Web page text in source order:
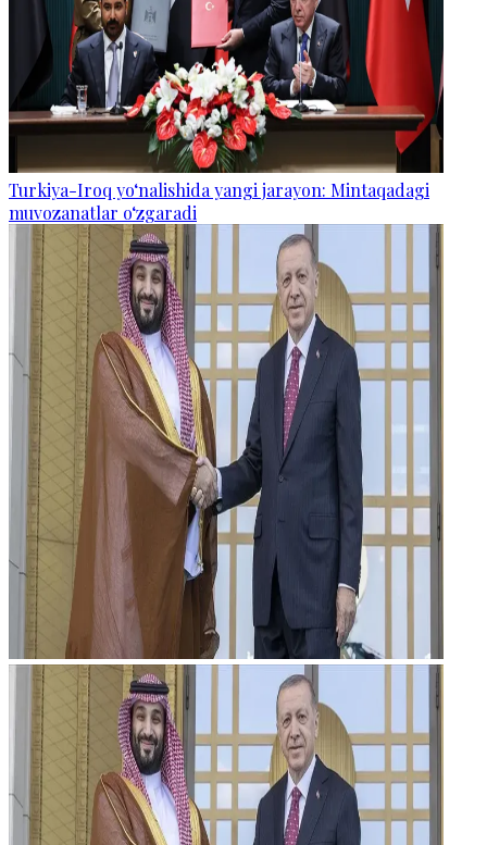
Turkiya-Iroq yo‘nalishida yangi jarayon: Mintaqadagi
muvozanatlar o‘zgaradi